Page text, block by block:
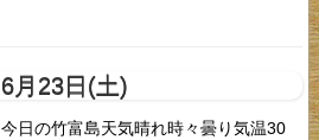
6月23日(土)
今日の竹富島天気晴れ時々曇り気温30